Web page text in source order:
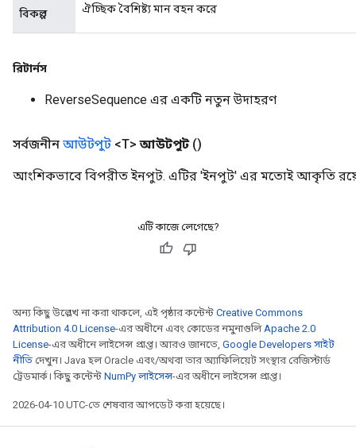
বিকল্প ঐচ্ছিক বৈশিষ্ট্য মান বহন করে
রিটার্নস
ReverseSequence এর একটি নতুন উদাহরণ
সর্বজনীন আউটপুট <T> আউটপুট ()
আংশিকভাবে বিপরীত ইনপুট. এটির 'ইনপুট' এর মতোই আকৃতি
এটি কাজে লেগেছে?
অন্য কিছু উল্লেখ না করা থাকলে, এই পৃষ্ঠার কন্টেন্ট Creative Commons
Attribution 4.0 License-এর অধীনে এবং কোডের নমুনাগুলিApache 2.0
License-এর অধীনে লাইসেন্স প্রাপ্ত। আরও জানতে, Google Developers সাইট
নীতি দেখুন। Java হল Oracle এবং/অথবা তার অ্যাফিলিয়েট সংস্থার রেজিস্টার্ড
ট্রেডমার্ক। কিছু কন্টেন্ট NumPy লাইসেন্স-এর অধীনে লাইসেন্স প্রাপ্ত।
2026-04-10 UTC-তে শেষবার আপডেট করা হয়েছে।